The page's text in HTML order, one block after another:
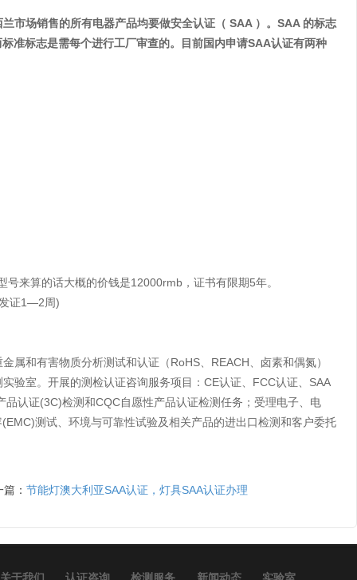
市场销售的所有电器产品均要做安全认证（ SAA ）。SAA 的标志
准标志是需每个进行工厂审查的。目前国内申请SAA认证有两种
来算的话大概的价钱是12000rmb，证书有限期5年。
证1—2周)
属和有害物质分析测试和认证（RoHS、REACH、卤素和偶氮）
验室。开展的测检认证咨询服务项目：CE认证、FCC认证、SAA
认证(3C)检测和CQC自愿性产品认证检测任务；受理电子、电
测试、环境与可靠性试验及相关产品的进出口检测和客户委托
篇：节能灯澳大利亚SAA认证，灯具SAA认证办理